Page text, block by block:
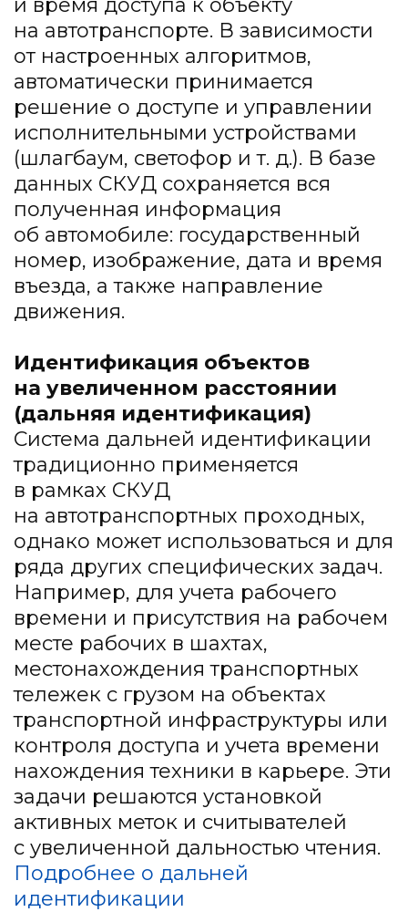
на автотранспорте. В зависимости
от настроенных алгоритмов,
автоматически принимается
решение о доступе и управлении
исполнительными устройствами
(шлагбаум, светофор и т. д.). В базе
данных СКУД сохраняется вся
полученная информация
об автомобиле: государственный
номер, изображение, дата и время
въезда, а также направление
движения.
Идентификация объектов
на увеличенном расстоянии
(дальняя идентификация)
Система дальней идентификации
традиционно применяется
в рамках СКУД
на автотранспортных проходных,
однако может использоваться и для
ряда других специфических задач.
Например, для учета рабочего
времени и присутствия на рабочем
месте рабочих в шахтах,
местонахождения транспортных
тележек с грузом на объектах
транспортной инфраструктуры или
контроля доступа и учета времени
нахождения техники в карьере. Эти
задачи решаются установкой
активных меток и считывателей
с увеличенной дальностью чтения.
Подробнее о дальней
идентификации